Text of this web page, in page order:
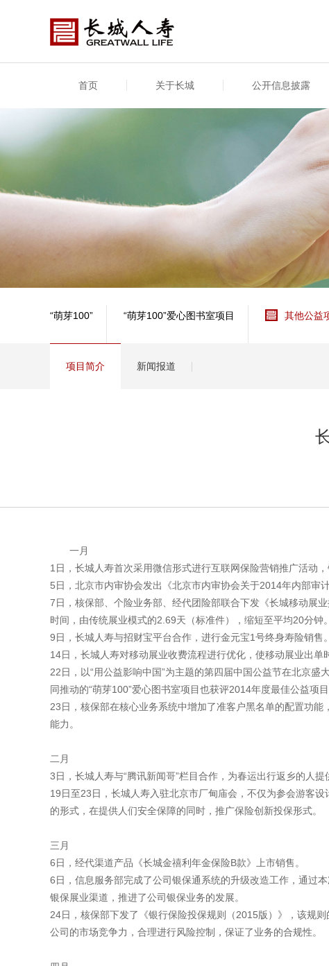
首页 关于长城
公司介绍
公司简介
荣誉与奖项
大事记
风险管理
7·8全国保险公众宣传日
供应商登
供应商
公开信息披露
基本信息
公司概况
专项信息
关联交易
偿付能力
新型产品
个人短
意外险
分红险
红利和
保单贷
“萌芽100” “萌芽100”爱心图书室项目 其他公益
项目简介 新闻报道
一月
1日，长城人寿首次采用微信形式进行互联网保险营销推广活动，
5日，北京市内审协会发出《北京市内审协会关于2014年内部审
7日，核保部、个险业务部、经代团险部联合下发《长城移动展
时间，由传统展业模式的2.69天（标准件），缩短至平均20分钟。
9日，长城人寿与招财宝平台合作，进行金元宝1号终身寿险销
14日，长城人寿对移动展业收费流程进行优化，使移动展业出单
22日，以“用公益影响中国”为主题的第四届中国公益节在北京
同推动的“萌芽100”爱心图书室项目也获评2014年度最佳公益项目
23日，核保部在核心业务系统中增加了准客户黑名单的配置功
能力。
二月
3日，长城人寿与“腾讯新闻哥”栏目合作，为春运出行返乡的人
19日至23日，长城人寿入驻北京市厂甸庙会，不仅为参会游客
的形式，在提供人们安全保障的同时，推广保险创新投保形式。
三月
6日，经代渠道产品《长城金禧利年金保险B款》上市销售。
6日，信息服务部完成了公司银保通系统的升级改造工作，通过
银保展业渠道，推进了公司银保业务的发展。
24日，核保部下发了《银行保险投保规则（2015版）》，该规
公司的市场竞争力，合理进行风险控制，保证了业务的合规性。